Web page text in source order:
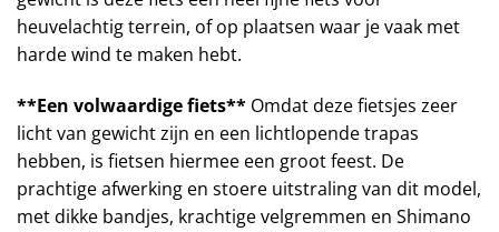
heuvelachtig terrein, of op plaatsen waar je vaak met
harde wind te maken hebt.
**Een volwaardige fiets** Omdat deze fietsjes zeer
licht van gewicht zijn en een lichtlopende trapas
hebben, is fietsen hiermee een groot feest. De
prachtige afwerking en stoere uitstraling van dit model,
met dikke bandjes, krachtige velgremmen en Shimano